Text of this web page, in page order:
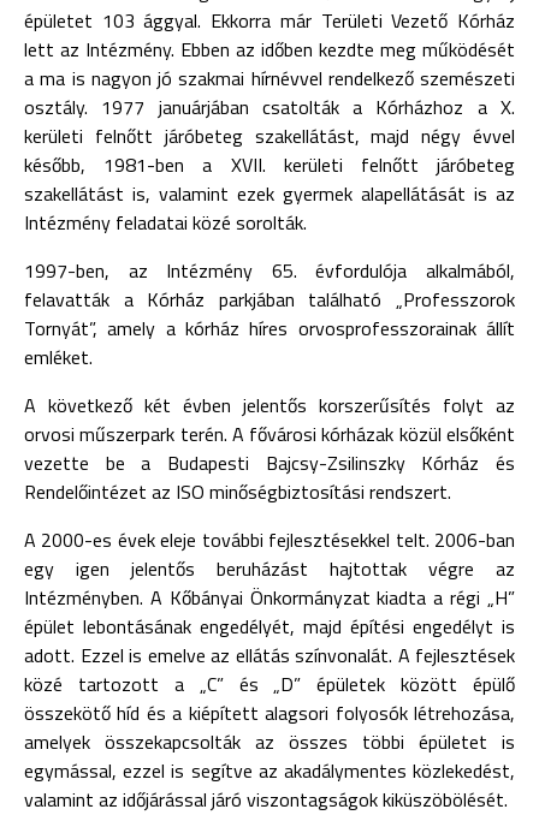
épületet 103 ággyal. Ekkorra már Területi Vezető Kórház
lett az Intézmény. Ebben az időben kezdte meg működését
a ma is nagyon jó szakmai hírnévvel rendelkező szemészeti
osztály. 1977 januárjában csatolták a Kórházhoz a X.
kerületi felnőtt járóbeteg szakellátást, majd négy évvel
később, 1981-ben a XVII. kerületi felnőtt járóbeteg
szakellátást is, valamint ezek gyermek alapellátását is az
Intézmény feladatai közé sorolták.
1997-ben, az Intézmény 65. évfordulója alkalmából,
felavatták a Kórház parkjában található „Professzorok
Tornyát”, amely a kórház híres orvosprofesszorainak állít
emléket.
A következő két évben jelentős korszerűsítés folyt az
orvosi műszerpark terén. A fővárosi kórházak közül elsőként
vezette be a Budapesti Bajcsy-Zsilinszky Kórház és
Rendelőintézet az ISO minőségbiztosítási rendszert.
A 2000-es évek eleje további fejlesztésekkel telt. 2006-ban
egy igen jelentős beruházást hajtottak végre az
Intézményben. A Kőbányai Önkormányzat kiadta a régi „H”
épület lebontásának engedélyét, majd építési engedélyt is
adott. Ezzel is emelve az ellátás színvonalát. A fejlesztések
közé tartozott a „C” és „D” épületek között épülő
összekötő híd és a kiépített alagsori folyosók létrehozása,
amelyek összekapcsolták az összes többi épületet is
egymással, ezzel is segítve az akadálymentes közlekedést,
valamint az időjárással járó viszontagságok kiküszöbölését.